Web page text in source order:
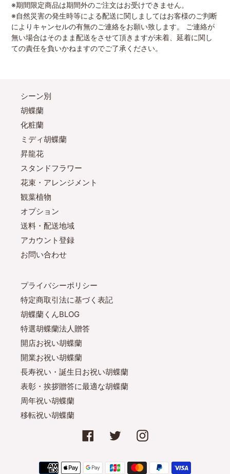
※期間限定商品は期間外のご注文はお受けできません。
※自然災害の発生時等による配送に関しましてはお客様のご判断
によりキャンセルの有無のご連絡をお願い致します。 ご連絡が
無い場合はそのまま配送をさせて頂きますが未着、延着に関し
ての責任を負いかねますのでご了承ください。
シーン別
胡蝶蘭
化粧蘭
ミディ胡蝶蘭
昇龍花
スタンドフラワー
花束・アレンジメント
観葉植物
オプション
送料・配送地域
アカウント登録
お問い合わせ
プライバシーポリシー
特定商取引法に基づく表記
胡蝶蘭くんBLOG
特選胡蝶蘭法人贈答
開店お祝い胡蝶蘭
開業お祝い胡蝶蘭
長寿祝い・誕生日お祝い胡蝶蘭
表彰・挨拶贈答に最適な胡蝶蘭
周年祝い胡蝶蘭
移転祝い胡蝶蘭
FacebookTwitterInstagram
決